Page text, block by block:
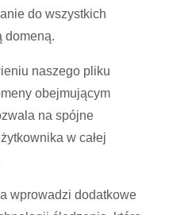
do wszystkich
domeną.
naszego pliku
obejmującym
na spójne
w całej
wprowadzi dodatkowe